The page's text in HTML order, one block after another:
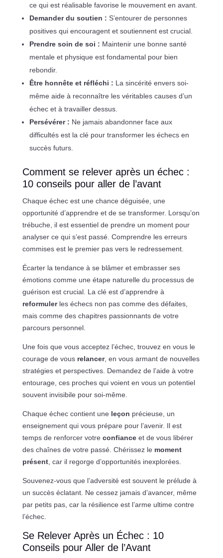
ce qui est réalisable favorise le mouvement en avant.
Demander du soutien : S’entourer de personnes
positives qui encouragent et soutiennent est crucial.
Prendre soin de soi : Maintenir une bonne santé
mentale et physique est fondamental pour bien
rebondir.
Être honnête et réfléchi : La sincérité envers soi-
même aide à reconnaître les véritables causes d’un
échec et à travailler dessus.
Persévérer : Ne jamais abandonner face aux
difficultés est la clé pour transformer les échecs en
succès futurs.
Comment se relever après un échec :
10 conseils pour aller de l’avant
Chaque échec est une chance déguisée, une
opportunité d’apprendre et de se transformer. Lorsqu’on
trébuche, il est essentiel de prendre un moment pour
analyser ce qui s’est passé. Comprendre les erreurs
commises est le premier pas vers le redressement.
Écarter la tendance à se blâmer et embrasser ses
émotions comme une étape naturelle du processus de
guérison est crucial. La clé est d’apprendre à
reformulerles échecs non pas comme des défaites,
mais comme des chapitres passionnants de votre
parcours personnel.
Une fois que vous acceptez l’échec, trouvez en vous le
courage de vous relancer, en vous armant de nouvelles
stratégies et perspectives. Demandez de l’aide à votre
entourage, ces proches qui voient en vous un potentiel
souvent invisibile pour soi-même.
Chaque échec contient une leçon précieuse, un
enseignement qui vous prépare pour l’avenir. Il est
temps de renforcer votre confianceet de vous libérer
des chaînes de votre passé. Chérissez le moment
présent, car il regorge d’opportunités inexplorées.
Souvenez-vous que l’adversité est souvent le prélude à
un succès éclatant. Ne cessez jamais d’avancer, même
par petits pas, car la résilience est l’arme ultime contre
l’échec.
Se Relever Après un Échec : 10
Conseils pour Aller de l’Avant